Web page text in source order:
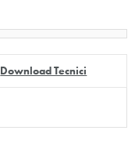
Download Tecnici